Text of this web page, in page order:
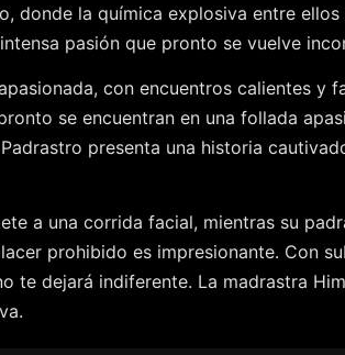
la química explosiva entre
pasión que pronto se vuelve
con encuentros calientes y
se encuentran en una follada
presenta una historia
a una corrida facial, mientras su
prohibido es impresionante. Con
dejará indiferente. La madrastra